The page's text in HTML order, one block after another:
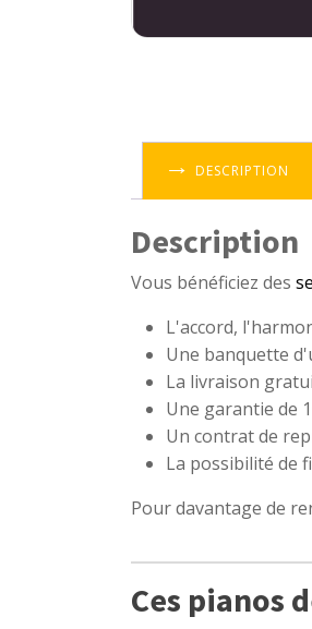
DESCRIPTION
Description
Vous bénéficiez des
L'accord,
Une banquette
La livraison
Une garantie de
Un contrat de
La possibilité de
Pour davantage de
Ces pianos